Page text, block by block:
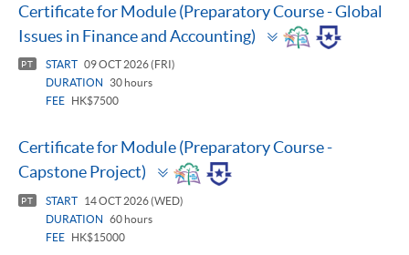
Certificate for Module (Preparatory Course - Global
Issues in Finance and Accounting)
Toggle
panel
PT START 09 OCT 2026 (FRI)
DURATION
30 hours
FEE
HK$7500
Certificate for Module (Preparatory Course -
Capstone Project)
Toggle
panel
PT START
14 OCT 2026 (WED)
DURATION
60 hours
FEE
HK$15000